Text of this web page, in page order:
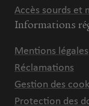
Accès sourds et
Informations
Mentions légales
Réclamations
Gestion des
Protection des